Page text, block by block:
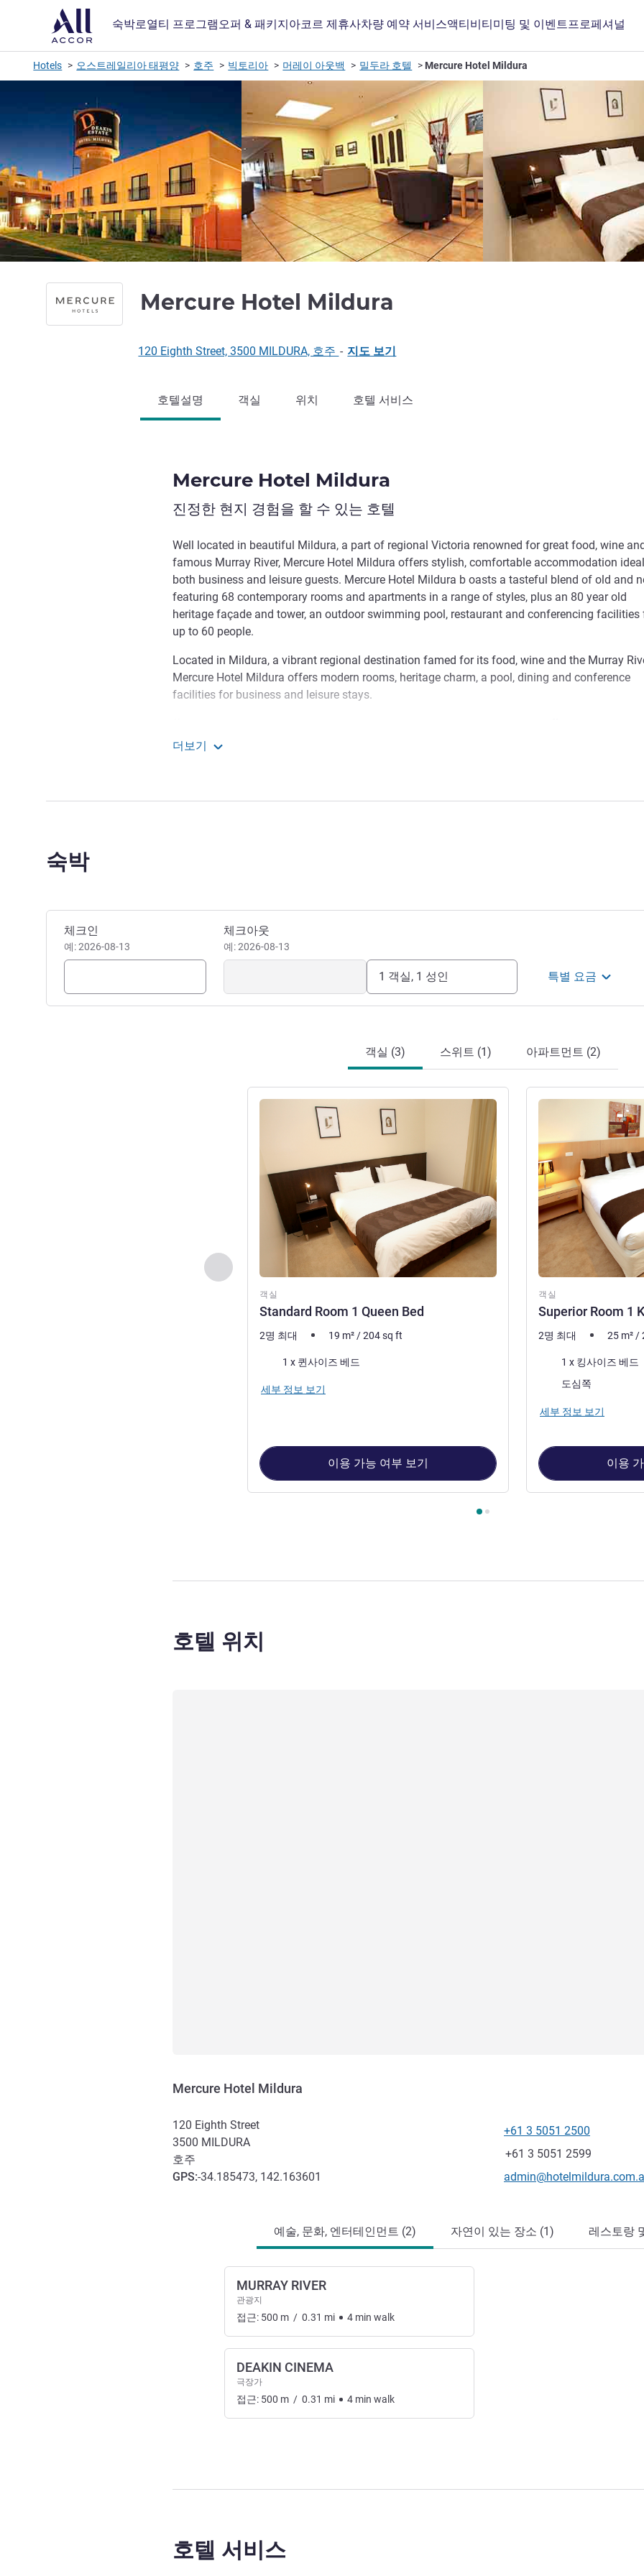
숙박로열티 프로그램 오퍼 & 패키지아코르 제휴사차량 예약 서비스액티비티미팅 및 이벤트 프로페셔널
Hotels 오스트레일리아 태평양 호주 빅토리아 머레이 아웃백 밀두라 호텔 Mercure Hotel Mildura
Mercure Hotel Mildura
120 Eighth Street, 3500 MILDURA, 호주 - 지도 보기
호텔설명 객실 위치 호텔 서비스
Mercure Hotel Mildura
진정한 현지 경험을 할 수 있는 호텔
Well located in beautiful Mildura, a part of regional Victoria renowned for great food, wine
famous Murray River, Mercure Hotel Mildura offers stylish, comfortable accommodation
both business and leisure guests. Mercure Hotel Mildura b oasts a tasteful blend of old and
featuring 68 contemporary rooms and apartments in a range of styles, plus an 80 year old
heritage façade and tower, an outdoor swimming pool, restaurant and conferencing facilities
up to 60 people.
Located in Mildura, a vibrant regional destination famed for its food, wine and the Murray
Mercure Hotel Mildura offers modern rooms, heritage charm, a pool, dining and conference
facilities for business and leisure stays.
Clay Storer 호텔 관리
더보기
숙박
이 호텔 예약하기
체크인
예: 2026-08-13
체크아웃
예: 2026-08-13
1 객실, 1 성인 특별 요금
객실 (3) 스위트 (1) 아파트먼트 (2)
이전 - 객실
객실
Standard Room 1 Queen Bed
세부 정보 보기
2명 최대 19 m² /204sq ft
1 x 퀸사이즈 베드
세부 정보 보기
이용 가능 여부 보기
객실
Superior Room 1
세부 정보 보기
2명 최대 25 m² /
1 x 킹사이즈 베드
도심쪽
세부 정보 보기
이용
호텔 위치
Mercure Hotel Mildura
120 Eighth Street
3500 MILDURA
호주
GPS:-34.185473, 142.163601
전화
+61 3 5051 2500
팩스
+61 3 5051 2599
E-mail
예술, 문화, 엔터테인먼트 (2) 자연이 있는 장소 (1) 레스토랑
MURRAY RIVER
관광지
접근: 500 m / 0.31 mi 4 min walk
DEAKIN CINEMA
극장가
접근: 500 m / 0.31 mi 4 min walk
호텔 서비스